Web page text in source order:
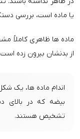
یا ماده است، بررسی
ماده ها ظاهری کاملاً
از بدنشان بیرون زده
بیضه که در بالای
تشخیص هستند.